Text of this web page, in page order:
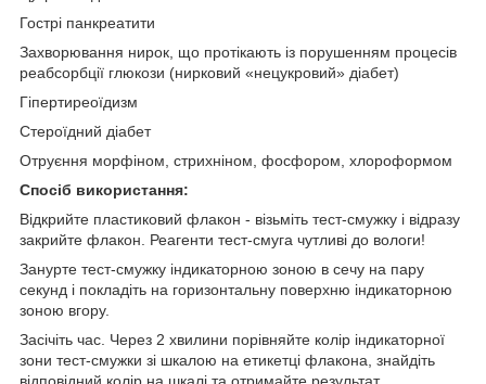
Гострі панкреатити
Захворювання нирок, що протікають із порушенням процесів
реабсорбції глюкози (нирковий «нецукровий» діабет)
Гіпертиреоїдизм
Стероїдний діабет
Отруєння морфіном, стрихніном, фосфором, хлороформом
Спосіб використання:
Відкрийте пластиковий флакон - візьміть тест-смужку і відразу
закрийте флакон. Реагенти тест-смуга чутливі до вологи!
Занурте тест-смужку індикаторною зоною в сечу на пару
секунд і покладіть на горизонтальну поверхню індикаторною
зоною вгору.
Засічіть час. Через 2 хвилини порівняйте колір індикаторної
зони тест-смужки зі шкалою на етикетці флакона, знайдіть
відповідний колір на шкалі та отримайте результат.